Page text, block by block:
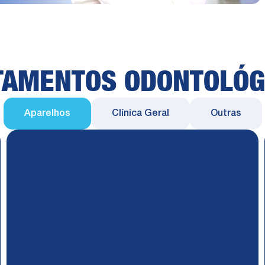
Aparelhos Clínica Geral Outras